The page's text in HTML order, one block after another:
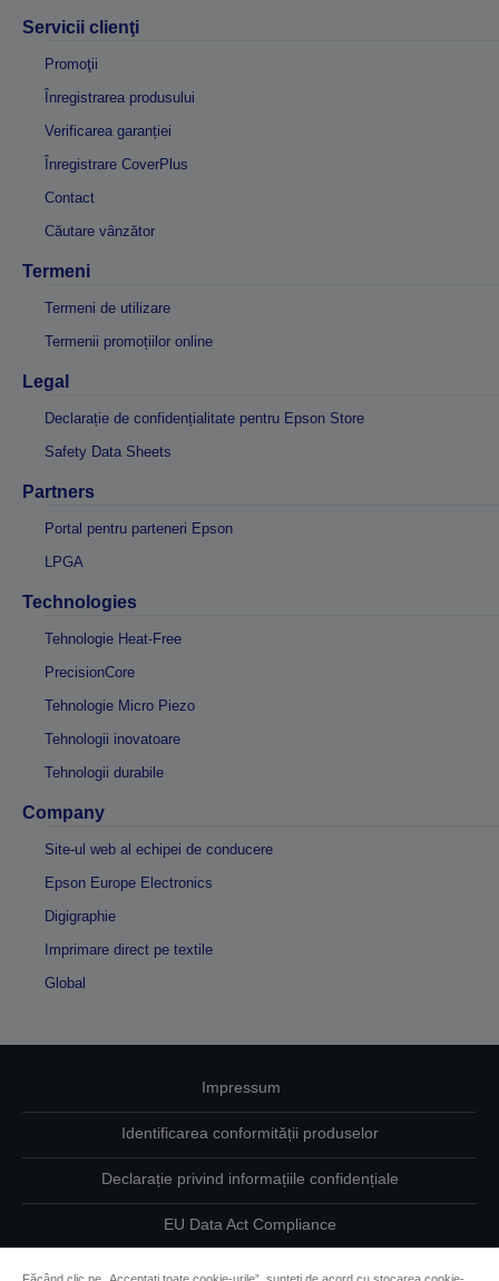
Servicii clienţi
Promoţii
Înregistrarea produsului
Verificarea garanției
Înregistrare CoverPlus
Contact
Căutare vânzător
Termeni
Termeni de utilizare
Termenii promoțiilor online
Legal
Declarație de confidențialitate pentru Epson Store
Safety Data Sheets
Partners
Portal pentru parteneri Epson
LPGA
Technologies
Tehnologie Heat-Free
PrecisionCore
Tehnologie Micro Piezo
Tehnologii inovatoare
Tehnologii durabile
Company
Site-ul web al echipei de conducere
Epson Europe Electronics
Digigraphie
Imprimare direct pe textile
Global
Impressum
Identificarea conformității produselor
Declarație privind informațiile confidențiale
EU Data Act Compliance